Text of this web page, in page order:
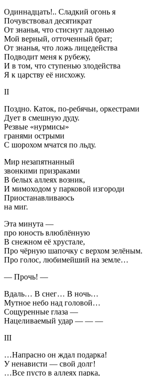
Одиннадцать!.. Сладкий огонь я
Почувствовал десятикрат
От знанья, что стиснут ладонью
Мой верный, отточенный брат;
От знанья, что ложь лицедейства
Подводит меня к рубежу,
И в том, что ступенью злодейства
Я к царству её нисхожу.
II
Поздно. Каток, по-ребячьи, оркестрами
Дует в смешную дуду.
Резвые «нурмисы»
гранями острыми
С шорохом мчатся по льду.
Мир незапятнанный
звонкими призраками
В белых аллеях возник,
И мимоходом у парковой изгороди
Приостанавливаюсь
на миг.
Эта минута —
про юность влюблённую
В снежном её хрустале,
Про чёрную шапочку с верхом зелёным.
Про голос, любимейший на земле…
— Прочь! —
Вдаль… В снег… В ночь…
Мутное небо над головой…
Сощуренные глаза —
Нацеливаемый удар — — —
III
…Напрасно он ждал подарка!
У ненависти — свой долг!
…Все пусто в аллеях парка,